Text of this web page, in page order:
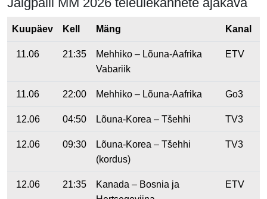
Kuupäev Kell Mäng Kanal
11.06 21:35
Mehhiko – Lõuna-Aafrika
Vabariik
ETV
11.06 22:00 Mehhiko – Lõuna-Aafrika Go3
12.06 04:50 Lõuna-Korea – Tšehhi TV3
12.06 09:30
Lõuna-Korea – Tšehhi
(kordus)
TV3
12.06 21:35
Kanada – Bosnia ja
ETV